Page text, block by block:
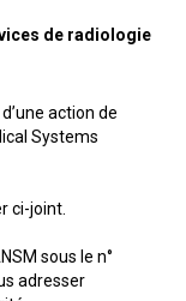
de radiologie
action de
Systems
ci-joint.
sous le n°
adresser